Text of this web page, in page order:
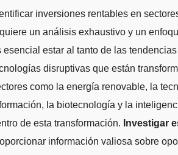
inversiones rentables en
un análisis exhaustivo y un
esencial estar al tanto de las
disruptivas que están
como la energía renovable, la
la biotecnología y la
de esta transformación. Investigar
información valiosa sobre